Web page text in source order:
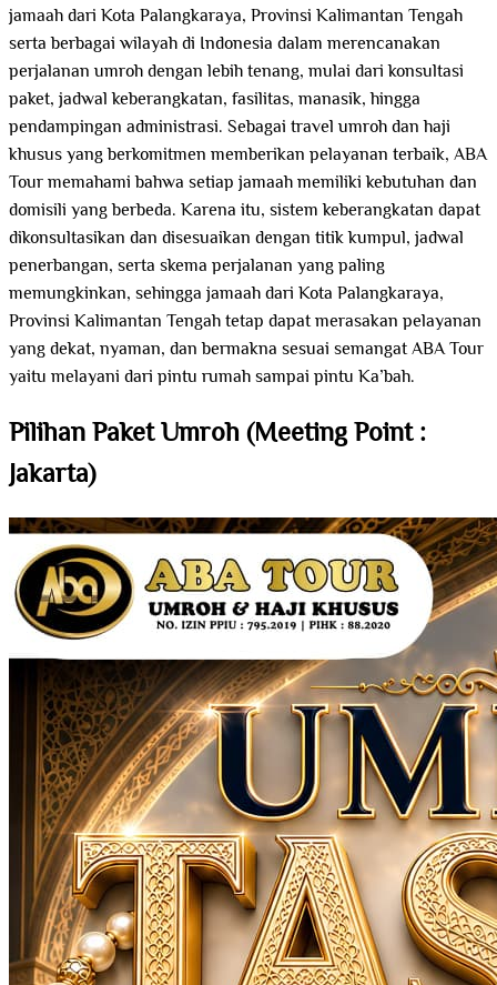
jamaah dari Kota Palangkaraya, Provinsi Kalimantan Tengah
serta berbagai wilayah di Indonesia dalam merencanakan
perjalanan umroh dengan lebih tenang, mulai dari konsultasi
paket, jadwal keberangkatan, fasilitas, manasik, hingga
pendampingan administrasi. Sebagai travel umroh dan haji
khusus yang berkomitmen memberikan pelayanan terbaik, ABA
Tour memahami bahwa setiap jamaah memiliki kebutuhan dan
domisili yang berbeda. Karena itu, sistem keberangkatan dapat
dikonsultasikan dan disesuaikan dengan titik kumpul, jadwal
penerbangan, serta skema perjalanan yang paling
memungkinkan, sehingga jamaah dari Kota Palangkaraya,
Provinsi Kalimantan Tengah tetap dapat merasakan pelayanan
yang dekat, nyaman, dan bermakna sesuai semangat ABA Tour
yaitu melayani dari pintu rumah sampai pintu Ka’bah.
Pilihan Paket Umroh (Meeting Point :
Jakarta)